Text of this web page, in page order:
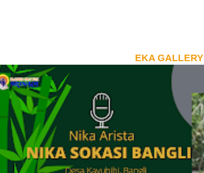
EKA GALLERY